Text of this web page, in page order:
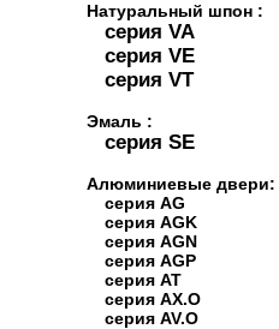
Натуральный шпон :
серия VA
серия VE
серия VT
Эмаль :
серия SE
Алюминиевые двери:
серия AG
серия AGK
серия AGN
серия AGP
серия AT
серия AX.O
серия AV.O